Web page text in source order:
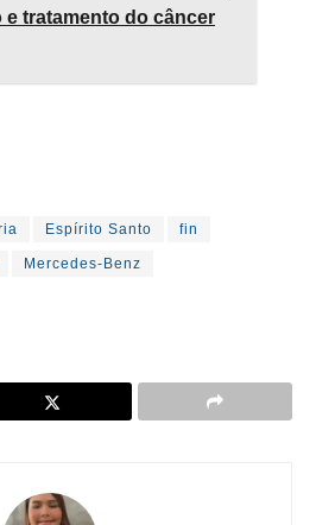
tratamento do câncer
Espírito Santo fin
Mercedes-Benz